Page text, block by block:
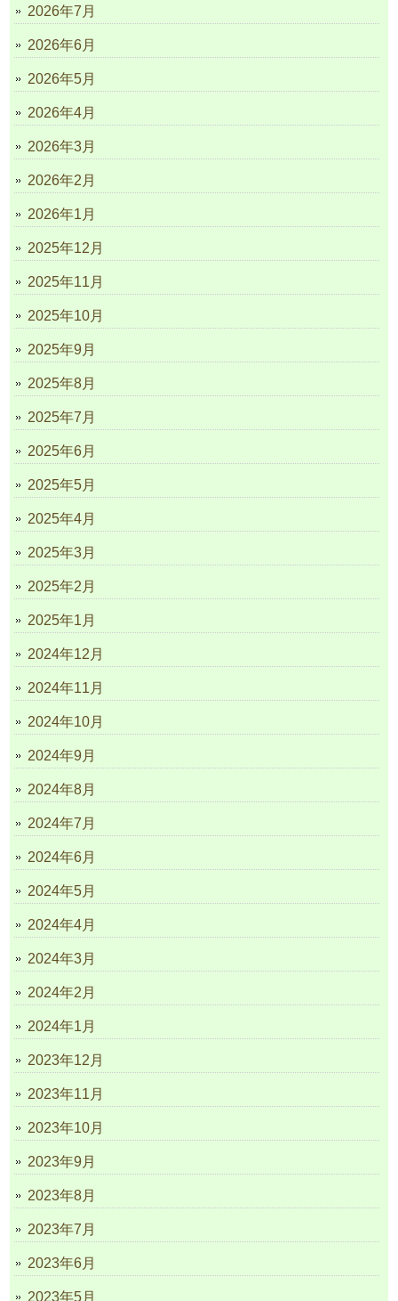
2026年7月
2026年6月
2026年5月
2026年4月
2026年3月
2026年2月
2026年1月
2025年12月
2025年11月
2025年10月
2025年9月
2025年8月
2025年7月
2025年6月
2025年5月
2025年4月
2025年3月
2025年2月
2025年1月
2024年12月
2024年11月
2024年10月
2024年9月
2024年8月
2024年7月
2024年6月
2024年5月
2024年4月
2024年3月
2024年2月
2024年1月
2023年12月
2023年11月
2023年10月
2023年9月
2023年8月
2023年7月
2023年6月
2023年5月